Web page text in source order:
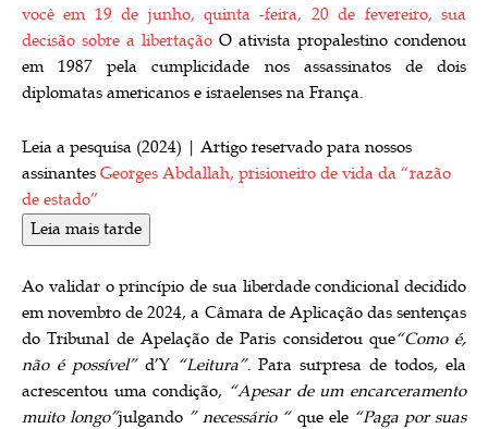
você em 19 de junho, quinta -feira, 20 de fevereiro, sua
decisão sobre a libertação O ativista propalestino condenou
em 1987 pela cumplicidade nos assassinatos de dois
diplomatas americanos e israelenses na França.
Leia a pesquisa (2024) | Artigo reservado para nossos
assinantes Georges Abdallah, prisioneiro de vida da “razão
de estado”
Leia mais tarde
Ao validar o princípio de sua liberdade condicional decidido
em novembro de 2024, a Câmara de Aplicação das sentenças
do Tribunal de Apelação de Paris considerou que“Como é,
não é possível”d’Y “Leitura”. Para surpresa de todos, ela
acrescentou uma condição, “Apesar de um encarceramento
muito longo”julgando ” necessário “que ele “Paga por suas